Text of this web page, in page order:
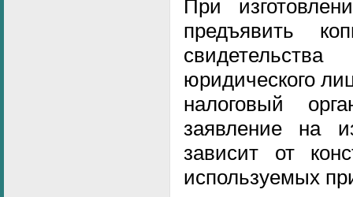
При
предъявить
юридического
налоговый
заявление на
зависит от
используемых